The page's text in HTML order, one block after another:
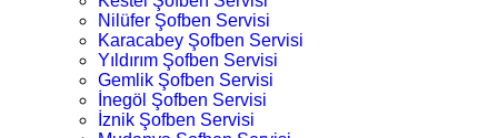
Nilüfer Şofben Servisi
Karacabey Şofben Servisi
Yıldırım Şofben Servisi
Gemlik Şofben Servisi
İnegöl Şofben Servisi
İznik Şofben Servisi